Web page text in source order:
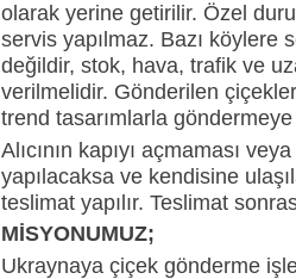
olarak yerine getirilir. Özel
servis yapılmaz. Bazı köylere
değildir, stok, hava, trafik ve
verilmelidir. Gönderilen
trend tasarımlarla göndermeye
Alıcının kapıyı açmaması
yapılacaksa ve kendisine
teslimat yapılır. Teslimat
MİSYONUMUZ;
Ukraynaya çiçek gönderme